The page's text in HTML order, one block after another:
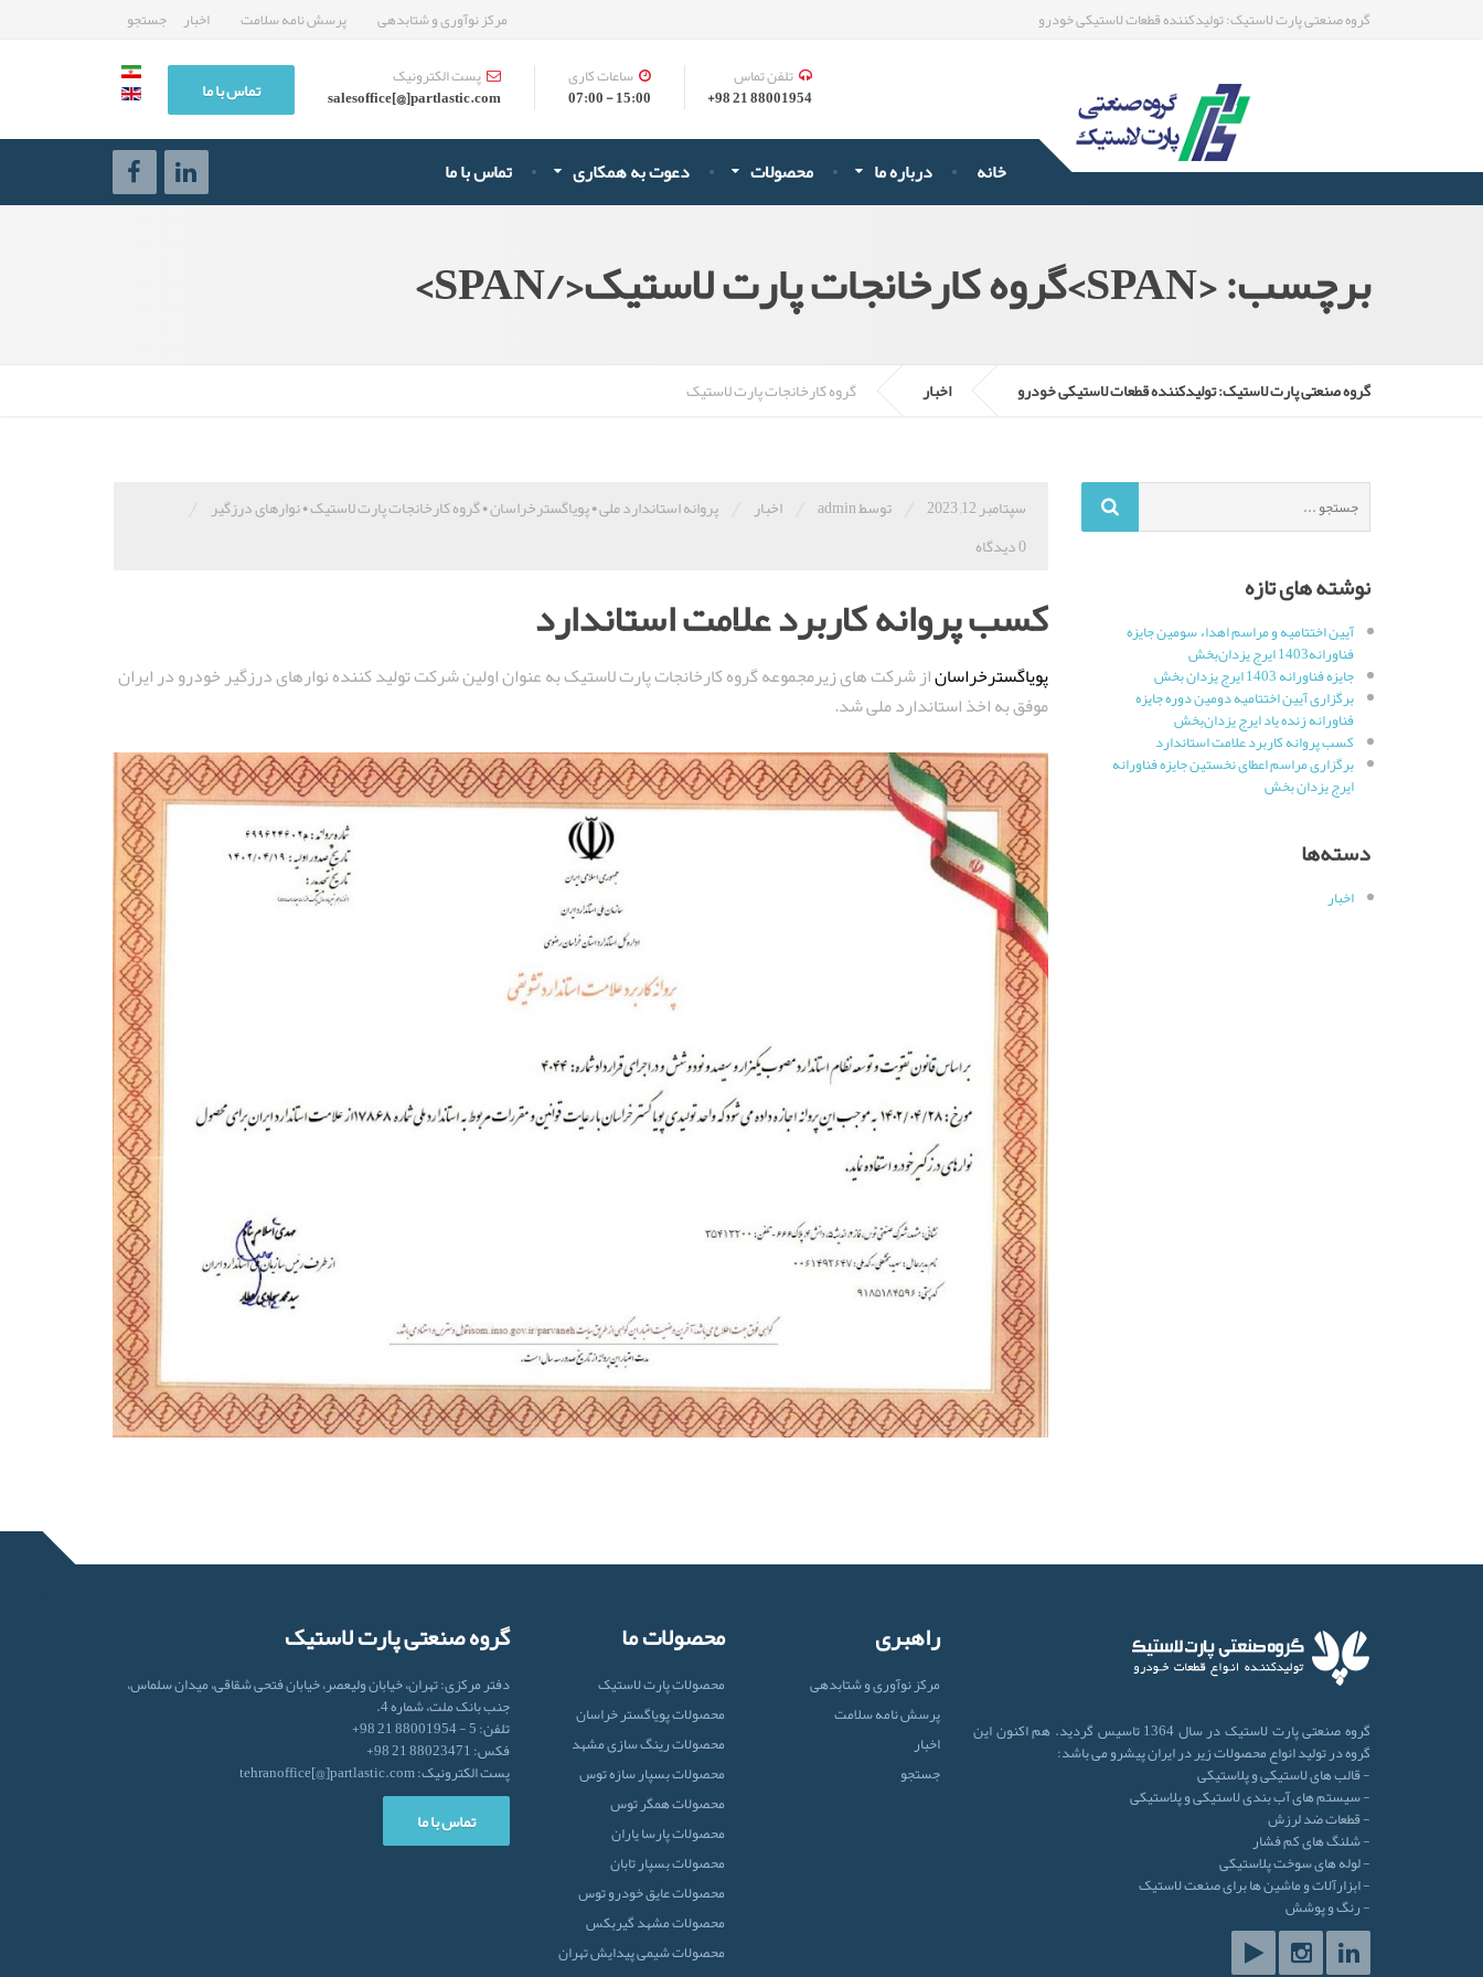
گروه صنعتی پارت لاستیک: تولیدکننده قطعات لاستیکی خودرو مرکز نوآوری و شتابدهی پرسش نامه سلامت اخبار جستجو
خانه درباره ما محصولات دعوت به همکاری تماس با ما
تلفن تماس
88001954 21 98+
ساعات کاری
15:00 - 07:00
پست الکترونیک
salesoffice[@]partlastic.com تماس با ما
برچسب: <SPAN>گروه کارخانجات پارت لاستیک</SPAN>
گروه صنعتی پارت لاستیک: تولیدکننده قطعات لاستیکی خودرو اخبار گروه کارخانجات پارت لاستیک
سپتامبر 12, 2023 توسط admin اخبار پروانه استاندارد ملی•پویاگسترخراسان•گروه کارخانجات پارت لاستیک•نوارهای درزگیر
0 دیدگاه
کسب پروانه کاربرد علامت استاندارد
پویاگسترخراساناز شرکت های زیرمجموعه گروه کارخانجات پارت لاستیک به عنوان اولین شرکت تولید کننده نوارهای درزگیر خودرو در ایران
موفق به اخذ استاندارد ملی شد.
جستجو
برای
:
نوشته های تازه
آیین اختتامیه و مراسم اهداء سومین جایزه
فناورانه1403 ایرج یزدان‌بخش
جایزه فناورانه 1403 ایرج یزدان بخش
برگزاری آیین اختتامیه دومین دوره جایزه
فناورانه زنده یاد ایرج یزدان‌بخش
کسب پروانه کاربرد علامت استاندارد
برگزاری مراسم اعطای نخستین جایزه فناورانه
ایرج یزدان بخش
دسته‌ها
اخبار
گروه صنعتی پارت لاستیک در سال 1364 تاسیس گردید. هم اکنون این
گروه در تولید انواع محصولات زیر در ایران پیشرو می باشد:
- قالب های لاستیکی و پلاستیکی
- سیستم های آب بندی لاستیکی و پلاستیکی
- قطعات ضد لرزش
- شلنگ های کم فشار
- لوله های سوخت پلاستیکی
- ابزارآلات و ماشین ها برای صنعت لاستیک
- رنگ و پوشش
راهبری
مرکز نوآوری و شتابدهی
پرسش نامه سلامت
اخبار
جستجو
محصولات ما
محصولات پارت لاستیک
محصولات پویاگستر خراسان
محصولات رینگ سازی مشهد
محصولات بسپار سازه توس
محصولات همگر توس
محصولات پارسا یاران
محصولات بسپار تابان
محصولات عایق خودرو توس
محصولات مشهد گیربکس
محصولات شیمی پیدایش تهران
گروه صنعتی پارت لاستیک
دفتر مرکزی: تهران، خیابان ولیعصر، خیابان فتحی شقاقی، میدان سلماس،
جنب بانک ملت، شماره 4.
تلفن: 5 - 88001954 21 98+
فکس: 88023471 21 98+
پست الکترونیک: tehranoffice[@]partlastic.com
تماس با ما